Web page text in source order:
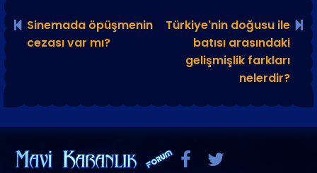
Sinemada öpüşmenin
cezası var mı?
Türkiye'nin doğusu ile
batısı arasındaki
gelişmişlik farkları
nelerdir?